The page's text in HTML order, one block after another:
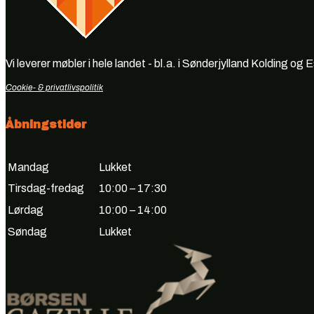
Vi leverer møbler i hele landet - bl.a. i Sønderjylland Kolding og
Cookie- & privatlivspolitik
Åbningstider
Mandag
Lukket
Tirsdag-fredag
10:00 – 17:30
Lørdag
10:00 – 14:00
Søndag
Lukket